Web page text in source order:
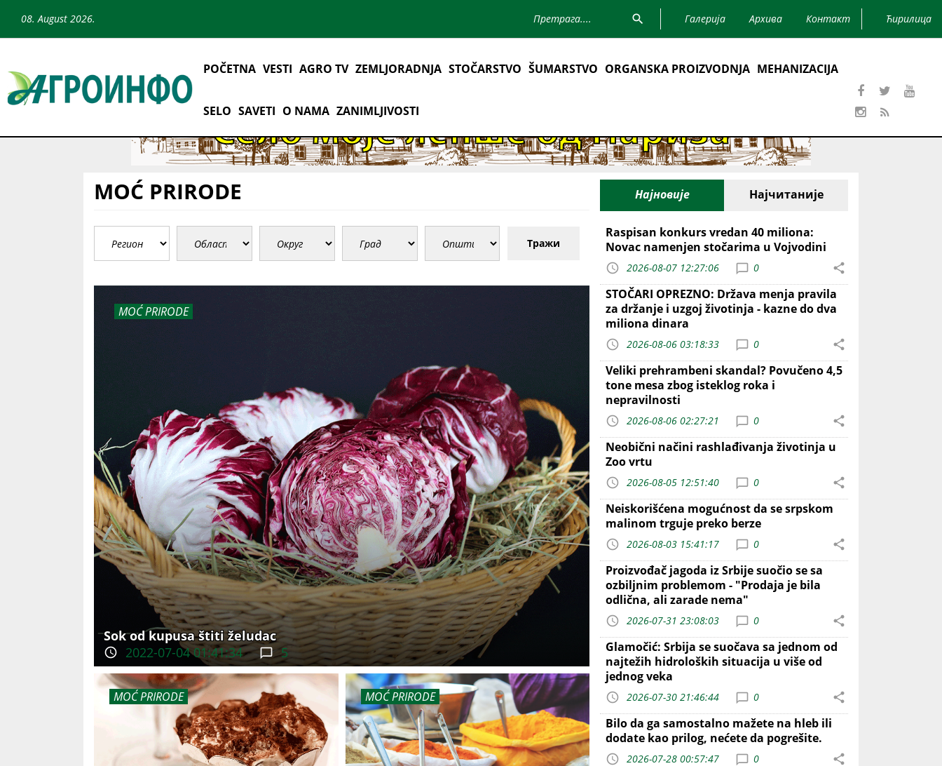
08. August 2026. Галерија Архива Контакт Ћирилица
POČETNA VESTI AGRO TV ZEMLJORADNJA STOČARSTVO ŠUMARSTVO ORGANSKA PROIZVODNJA MEHANIZACIJA
SELO SAVETI O NAMA ZANIMLJIVOSTI
MOĆ PRIRODE
Тражи
MOĆ PRIRODE
Sok od kupusa štiti želudac
2022-07-04 01:41:34
5
MOĆ PRIRODE MOĆ PRIRODE
Најновије Најчитаније
Raspisan konkurs vredan 40 miliona:
Novac namenjen stočarima u Vojvodini
2026-08-07 12:27:06 0
STOČARI OPREZNO: Država menja pravila
za držanje i uzgoj životinja - kazne do dva
miliona dinara
2026-08-06 03:18:33 0
Veliki prehrambeni skandal? Povučeno 4,5
tone mesa zbog isteklog roka i
nepravilnosti
2026-08-06 02:27:21 0
Neobični načini rashlađivanja životinja u
Zoo vrtu
2026-08-05 12:51:40 0
Neiskorišćena mogućnost da se srpskom
malinom trguje preko berze
2026-08-03 15:41:17 0
Proizvođač jagoda iz Srbije suočio se sa
ozbiljnim problemom - "Prodaja je bila
odlična, ali zarade nema"
2026-07-31 23:08:03 0
Glamočić: Srbija se suočava sa jednom od
najtežih hidroloških situacija u više od
jednog veka
2026-07-30 21:46:44 0
Bilo da ga samostalno mažete na hleb ili
dodate kao prilog, nećete da pogrešite.
2026-07-28 00:57:47 0